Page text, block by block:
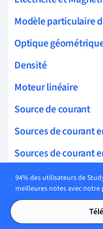
Modèle particulaire
Optique
Densité
Moteur linéaire
Source de courant
Sources de courant
Sources de courant
Cellules électriques
Capacité théorique
Lois de Kirchhoff
94% des utilisateurs de
meilleures notes avec